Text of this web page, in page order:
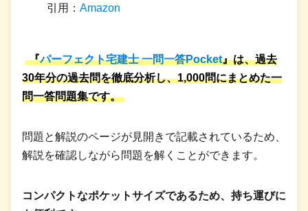
引用： Amazon
『パーフェクト宅建士 一問一答Pocket』は、過去
30年分の過去問を徹底分析し、1,000問にまとめた一
問一答問題集です。
問題と解説のページが見開きで記載されているため、
解説を確認しながら問題を解くことができます。
コンパクトなポケットサイズであるため、持ち運びに